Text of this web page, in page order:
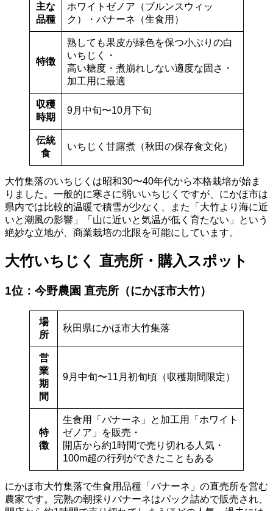
主な
品種
ホワイトゼノア（ブルンスウィッ
ク）・バナーネ（生食用）
特徴
熟しても果皮が緑色を保つ小ぶりの白
いちじく・
高い糖度・煮崩れしない適度な固さ・
加工用に最適
収穫
時期
9月中旬〜10月下旬
伝統
食
いちじく甘露煮（秋田の保存食文化）
大竹集落のいちじくは昭和30〜40年代から本格栽培が始ま
りました。一般的に寒さに弱いいちじくですが、にかほ市は
県内では比較的温暖で積雪が少なく、また「大竹より海に近
いと潮風の影響」「山に近いと気温が低く育たない」という
絶妙な立地が、商業栽培の北限を可能にしています。
大竹いちじく 直売所・購入スポット
1位：今野農園 直売所（にかほ市大竹）
場
所
秋田県にかほ市大竹集落
営
業
期
間
9月中旬〜11月初旬頃（収穫期間限定）
特
徴
生食用「バナーネ」と加工用「ホワイト
ゼノア」を販売・
開店から約1時間で売り切れる人気・
100m超の行列ができたこともある
にかほ市大竹集落で生食用品種「バナーネ」の直売所を営む
農家です。完熟の朝採りバナーネはパック詰めで販売され、